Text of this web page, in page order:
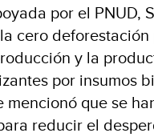
por el PNUD,
cero
y la
por insumos
que se
reducir el